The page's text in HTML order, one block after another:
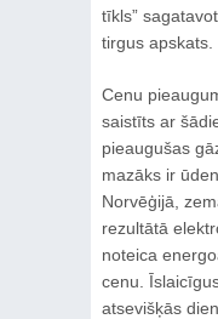
tīkls”
tirgus apskats.
Cenu
saistīts ar
pieaugušas
mazāks ir
Norvēģijā,
rezultātā
noteica
cenu.
atsevišķās